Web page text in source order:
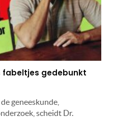
fabeltjes gedebunkt
geneeskunde,
scheidt Dr.